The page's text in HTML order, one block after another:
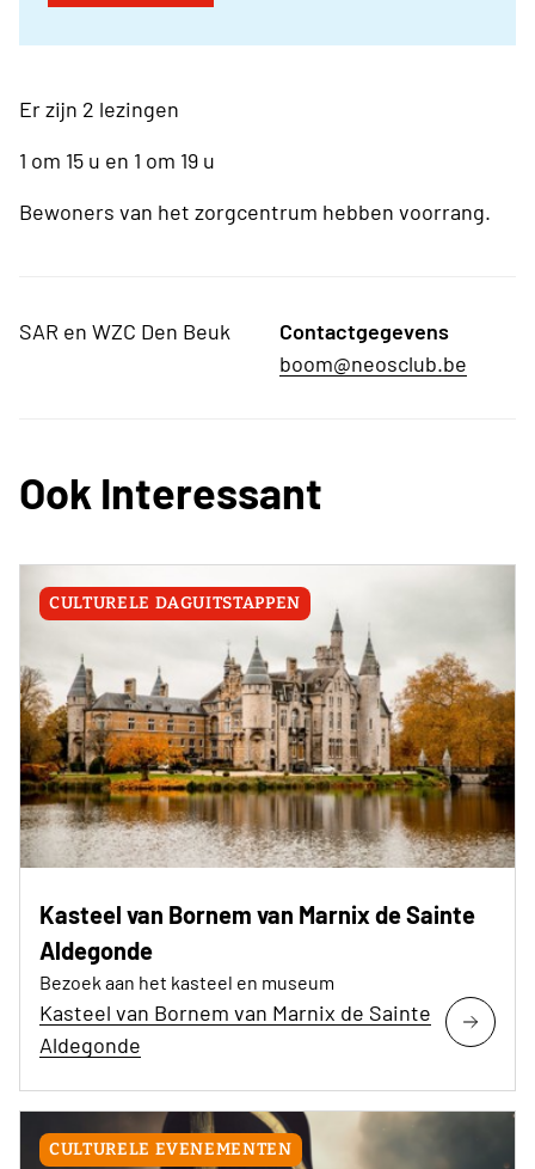
Er zijn 2 lezingen
1 om 15 u en 1 om 19 u
Bewoners van het zorgcentrum hebben voorrang.
SAR en WZC Den Beuk
Contactgegevens
boom@neosclub.be
Ook Interessant
CULTURELE DAGUITSTAPPEN
Kasteel van Bornem van Marnix de Sainte
Aldegonde
Bezoek aan het kasteel en museum
Kasteel van Bornem van Marnix de Sainte
Aldegonde
CULTURELE EVENEMENTEN